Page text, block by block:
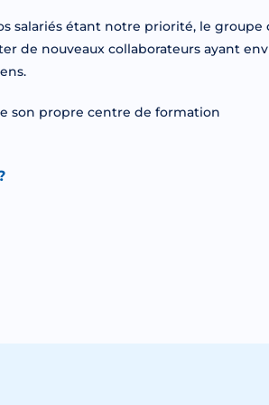
salariés étant notre priorité, le groupe
de nouveaux collaborateurs ayant
son propre centre de formation